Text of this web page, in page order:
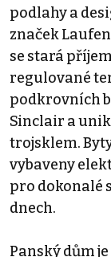
podlahy a
značek
se stará
regulované
podkrovních
Sinclair a
trojsklem.
vybaveny
pro dokonalé
dnech.
Panský dům